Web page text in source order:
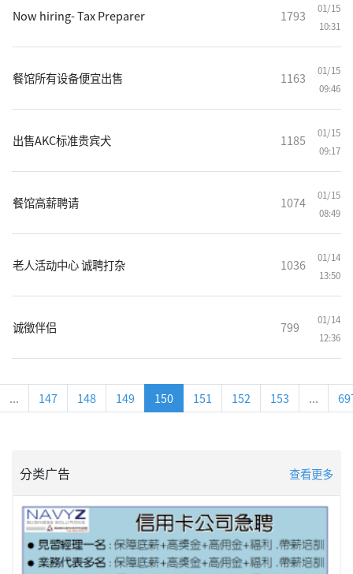
Now hiring- Tax Preparer 1793
01/15
10:31
餐馆所有设备便宜出售 1163
01/15
09:46
出售AKC标准贵宾犬 1185
01/15
09:17
餐馆高薪聘请 1074
01/15
08:49
老人活动中心 诚聘打杂 1036
01/14
13:50
诚徵伴侣 799
01/14
12:36
... 147 148 149 150 151 152 153 ...
分类广告 查看更多